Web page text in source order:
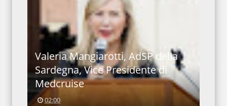
Valeria Mangiarotti, AdSP della
Sardegna, Vice Presidente di
Medcruise
02:00